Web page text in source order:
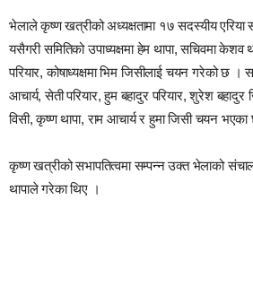
भेलाले कृष्ण खत्रीको अध्यक्षतामा १७ सदस्यीय
यसैगरी समितिको उपाध्यक्षमा हेम थापा, सचिवमा केशव
परियार, कोषाध्यक्षमा भिम जिसीलाई चयन गरेको छ ।
आचार्य, सेती परियार, हुम बहादुर परियार, शुरेश
विसी, कृष्ण थापा, राम आचार्य र हुमा जिसी चयन
कृष्ण खत्रीको सभापतित्वमा सम्पन्न उक्त भेलाको
थापाले गरेका थिए ।